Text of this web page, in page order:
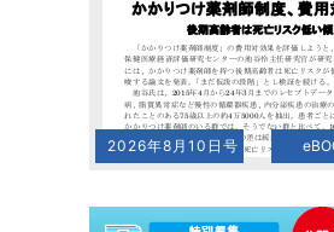
2026年8月10日号